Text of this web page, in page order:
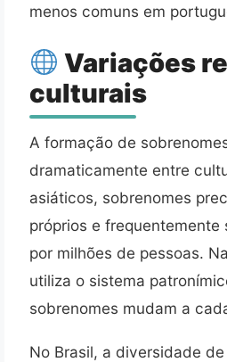
menos comuns em
Variações
culturais
A formação de
dramaticamente entre
asiáticos, sobrenomes
próprios e
por milhões de pessoas.
utiliza o sistema
sobrenomes mudam a
No Brasil, a diversidade